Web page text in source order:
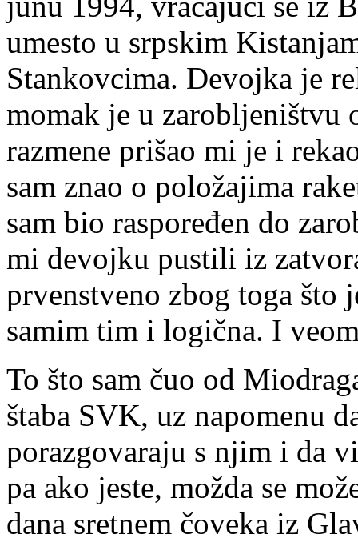
umesto u srpskim
Stankovcima. Devojka je
momak je u zarobljeništvu
razmene prišao mi je i
sam znao o položajima
sam bio raspoređen do
mi devojku pustili iz
prvenstveno zbog toga što
samim tim i logična. I
To što sam čuo od
štaba SVK, uz napomenu
porazgovaraju s njim i da
pa ako jeste, možda se
dana sretnem čoveka iz